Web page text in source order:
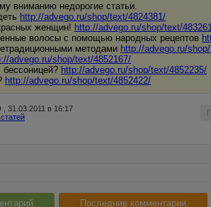
вниманию недорогие статьи.
http://advego.ru/shop/text/4824381/
женщин! http://advego.ru/shop/text/
волосы с помощью народных рецептов
методами http://advego.ru/
advego.ru/shop/text/4852167/
бессоницей? http://advego.ru/shop/text/4852235/
http://advego.ru/shop/text/4852422/
, 31.03.2011 в 16:17
Последние комментарии